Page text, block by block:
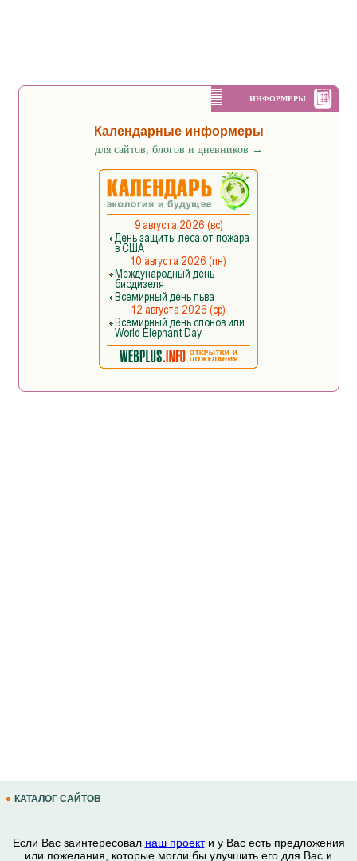
ИНФОРМЕРЫ
Календарные информеры
для сайтов, блогов и дневников →
КАТАЛОГ САЙТОВ
Если Вас заинтересовал наш проекти у Вас есть предложения
или пожелания, которые могли бы улучшить его для Вас и